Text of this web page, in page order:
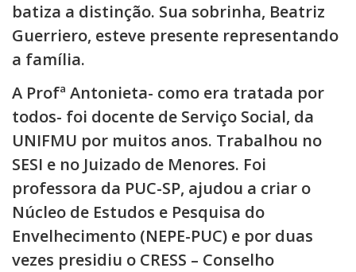
batiza a distinção. Sua sobrinha, Beatriz
Guerriero, esteve presente representando
a família.
A Profª Antonieta- como era tratada por
todos- foi docente de Serviço Social, da
UNIFMU por muitos anos. Trabalhou no
SESI e no Juizado de Menores. Foi
professora da PUC-SP, ajudou a criar o
Núcleo de Estudos e Pesquisa do
Envelhecimento (NEPE-PUC) e por duas
vezes presidiu o CRESS – Conselho